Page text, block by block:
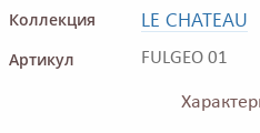
Коллекция LE CHATEAU
Артикул FULGEO 01